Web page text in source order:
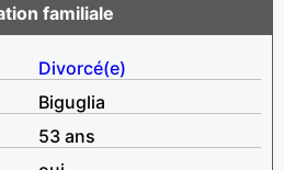
familiale
Divorcé(e)
Biguglia
53 ans